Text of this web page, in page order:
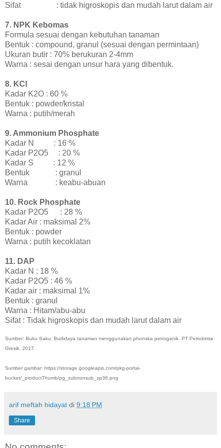
Sifat
: tidak higroskopis dan mudah larut dalam air
7. NPK Kebomas
Formula sesuai dengan kebutuhan tanaman
Bentuk : compound, granul (sesuai dengan permintaan)
Ukuran butir : 70% berukuran 2-4mm
Warna : sesai dengan unsur hara yang dibentuk.
8. KCl
Kadar K2O : 60 %
Bentuk : powder/kristal
Warna : putih/merah
9. Ammonium Phosphate
Kadar N
: 16 %
Kadar P2O5
: 20 %
Kadar S
: 12 %
Bentuk
: granul
Warna
: keabu-abuan
10. Rock Phosphate
Kadar P2O5
: 28 %
Kadar Air : maksimal 2%
Bentuk : powder
Warna : putih kecoklatan
11. DAP
Kadar N : 18 %
Kadar P2O5 : 46 %
Kadar air : maksimal 1%
Bentuk : granul
Warna : Hitam/abu-abu
Sifat : Tidak higroskopis dan mudah larut dalam air
Sumber: Buku Saku: Budidaya tanaman menggunakan phonska petroganik. PT Petrokimia
Gresik. 2017.
Sumber gambar: https://storage.googleapis.com/pkg-portal-
bucket/_productThumb/pg_subnonsub_sp36.png
arif meftah hidayat di 9:18 PM
Share